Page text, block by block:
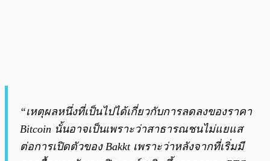
“เหตุผลหนึ่งที่เป็นไปได้เกี่ยวกับการลดลงของราคา
Bitcoin นั้นอาจเป็นเพราะว่าสาธารณชนไม่แยแส
ต่อการเปิดตัวของ Bakkt เพราะว่าหลังจากที่เริ่มมี